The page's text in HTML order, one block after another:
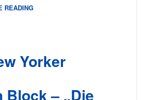
READING
Block – „Die